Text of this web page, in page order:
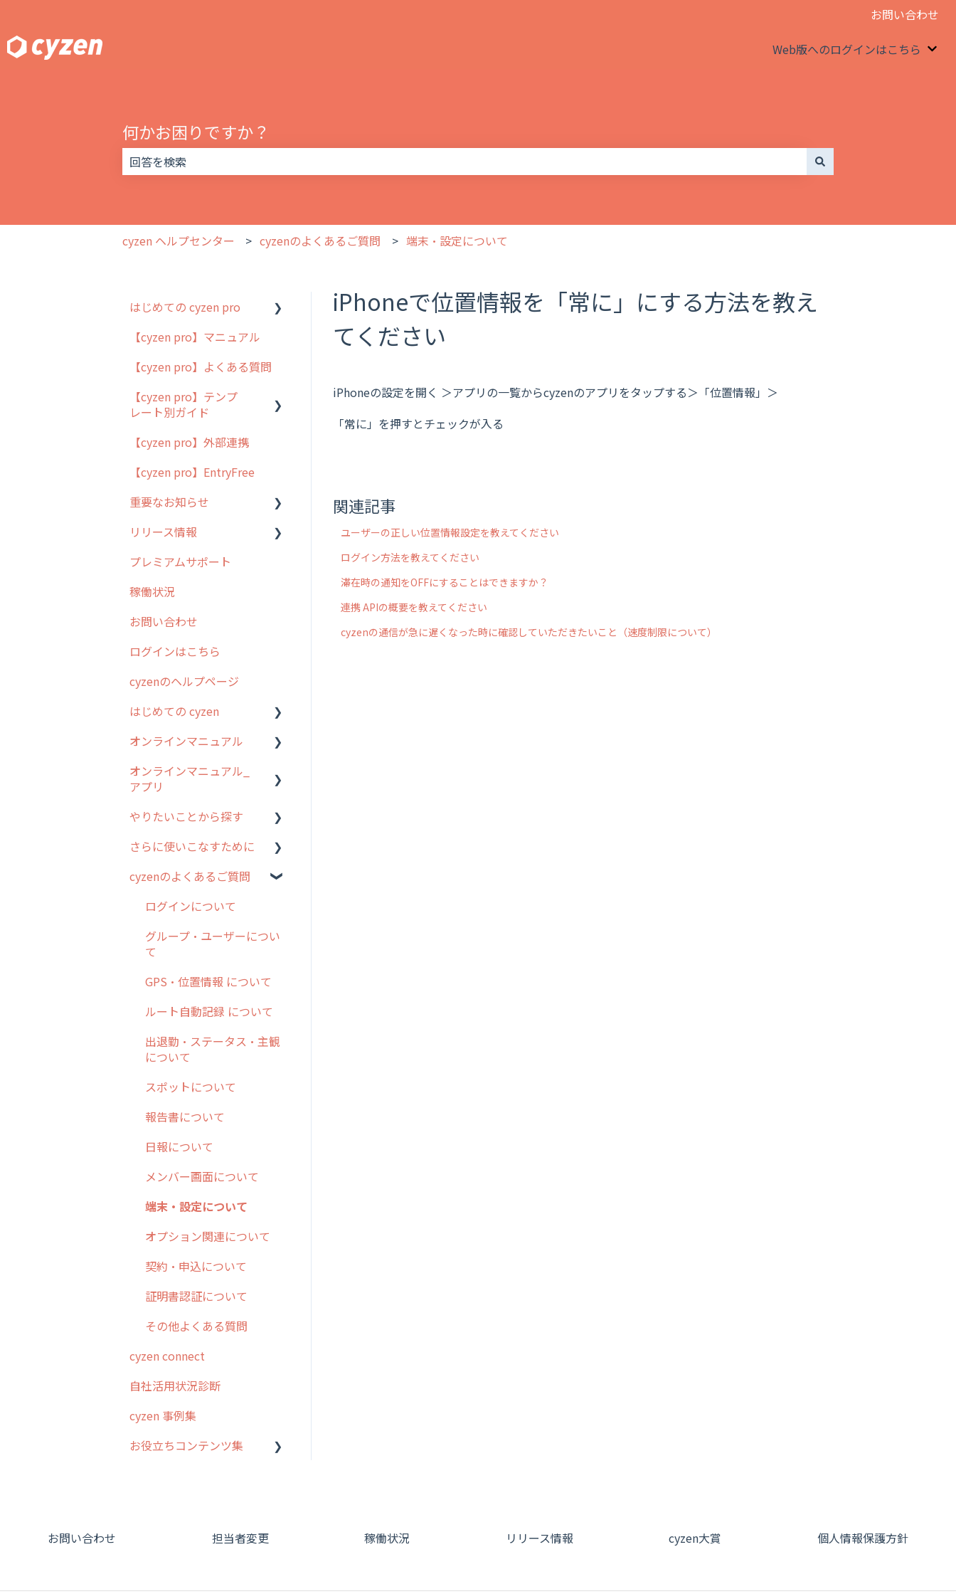
お問い合わせ
Web版へのログインはこちら
何かお困りですか？
cyzen ヘルプセンター cyzenのよくあるご質問 端末・設定について
iPhoneで位置情報を「常に」にする方法を教え
てください
iPhoneの設定を開く ＞アプリの一覧からcyzenのアプリをタップする＞「位置情報」＞
「常に」を押すとチェックが入る
関連記事
ユーザーの正しい位置情報設定を教えてください
ログイン方法を教えてください
滞在時の通知をOFFにすることはできますか？
連携 APIの概要を教えてください
cyzenの通信が急に遅くなった時に確認していただきたいこと（速度制限について）
はじめての cyzen pro
cyzen pro とは？
簡易マニュアル
cyzen proの位置情報取得
について
用語集
よくある質問
【cyzen pro】マニュアル
【cyzen pro】よくある質問
【cyzen pro】テンプ
レート別ガイド
ポスティング
ラウンダー
メンテナンス
外廻り営業
清掃
不動産
【cyzen pro】外部連携
【cyzen pro】EntryFree
重要なお知らせ
過去の重要なお知らせ
障害情報
リリース情報
リリース
2026年のリリース情報
2025年のリリース情報
2024年のリリース情報
2023年のリリース情報
過去のリリース
2019年までのリリース情
お客様の声を実現しました
プレミアムサポート
稼働状況
お問い合わせ
ログインはこちら
cyzenのヘルプページ
はじめての cyzen
0. はじめてのcyzenの使い
1. cyzenについて知ろう
2. 主要機能の概要
3. cyzenの位置情報取得に
ステム管理者編
5. 基本的な使い方：シス
テム管理者編
6. 基本的な使い方：ユー
問集
ための設定
10.ユーザー向けおすすめ
方法
オンラインマニュアル
管理サイトの使い始め
報告書・行動種別
勤怠管理
活動通知
パフォーマンス
オンラインマニュアル_
アプリ
アプリの使い始め
ホーム画面
スポット
報告閲覧
予定
メッセージ
パフォーマンス
外部リンク
お知らせ
設定
やりたいことから探す
行動管理
勤怠管理
予定管理
スポット
メッセージ機能
活動通知
内線電話
商品
各種設定・ログイン
さらに使いこなすために
はじめに
スポット・ステータス関連
交通費自動計算
安全走行支援
写真管理・高画質化
ダッシュボード（BI）・パ
フォーマンス
連携オプション
その他オプション
IP接続制限・端末認証設定
契約・その他
cyzenのよくあるご質問
ログインについて
グループ・ユーザーについ
て
GPS・位置情報 について
ルート自動記録 について
出退勤・ステータス・主観
について
スポットについて
報告書について
日報について
メンバー画面について
端末・設定について
オプション関連について
契約・申込について
証明書認証について
その他よくある質問
cyzen connect
自社活用状況診断
cyzen 事例集
お役立ちコンテンツ集
お問い合わせ 担当者変更 稼働状況 リリース情報 cyzen大賞 個人情報保護方針